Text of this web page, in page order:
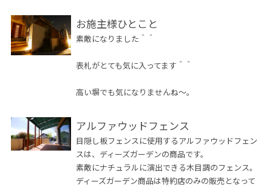
お施主様ひとこと
素敵になりました＾＾
表札がとても気に入ってます＾＾
高い塀でも気になりませんね～。
アルファウッドフェンス
目隠し板フェンスに使用するアルファウッドフェン
スは、ディーズガーデンの商品です。
素敵にナチュラルに演出できる木目調のフェンス。
ディーズガーデン商品は特約店のみの販売となって